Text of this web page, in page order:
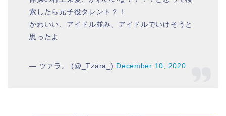
索したら元子役タレント？！
かわいい、アイドル並み、アイドルでいけそうと
思ったよ
— ツァラ。 (@_Tzara_) December 10, 2020